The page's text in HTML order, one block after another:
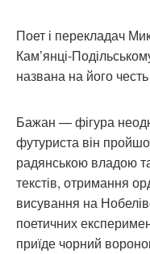
Поет і перекладач
Кам’янці-
названа на його
Бажан — фігура
футуриста він
радянською владою
текстів, отримання
висування на
поетичних
приїде чорний